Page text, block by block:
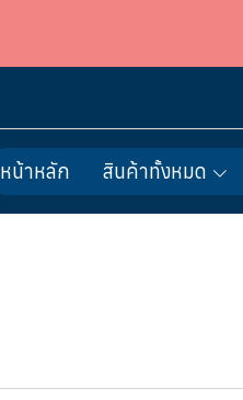
หน้าหลัก สินค้าทั้งหมด